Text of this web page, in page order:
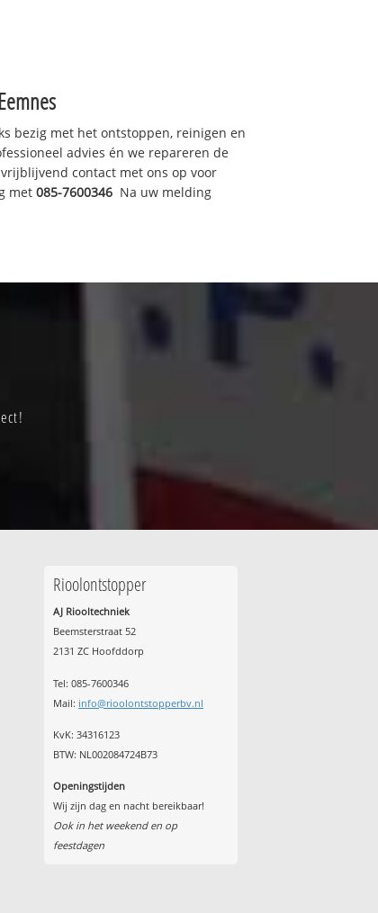
Eemnes
bezig met het ontstoppen, reinigen en
advies én we repareren de
contact met ons op voor
met 085-7600346 Na uw melding
Rioolontstopper
AJ Riooltechniek
Beemsterstraat 52
2131 ZC Hoofddorp
Tel:085-7600346
Mail: info@rioolontstopperbv.nl
KvK: 34316123
BTW: NL002084724B73
Openingstijden
Wij zijn dag en nacht bereikbaar!
Ook in het weekend en op
feestdagen